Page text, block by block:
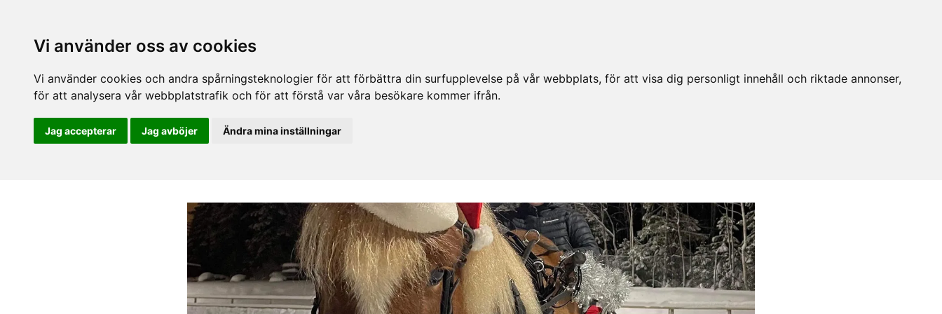
Vi använder oss av cookies
Vi använder cookies och andra spårningsteknologier för att förbättra din surfupplevelse på vår webbplats, för att visa dig personligt innehåll och riktade annonser,
för att analysera vår webbplatstrafik och för att förstå var våra besökare kommer ifrån.
Jag accepterar Jag avböjer Ändra mina inställningar